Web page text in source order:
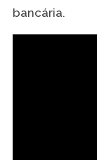
bancária.